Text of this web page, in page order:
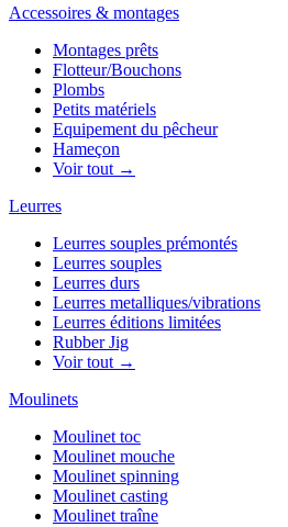
Accessoires & montages
Montages prêts
Flotteur/Bouchons
Plombs
Petits matériels
Equipement du pêcheur
Hameçon
Voir tout →
Leurres
Leurres souples prémontés
Leurres souples
Leurres durs
Leurres metalliques/vibrations
Leurres éditions limitées
Rubber Jig
Voir tout →
Moulinets
Moulinet toc
Moulinet mouche
Moulinet spinning
Moulinet casting
Moulinet traîne